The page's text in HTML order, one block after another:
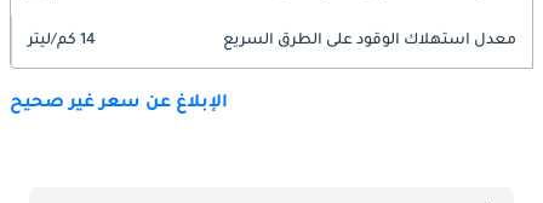
معدل استهلاك الوقود على الطرق السريع 14 كم/ليتر
الإبلاغ عن سعر غير صحيح